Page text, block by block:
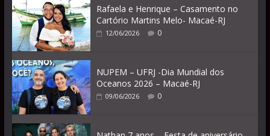
Rafaela e Henrique – Casamento no
Cartório Martins Melo- Macaé-RJ
12/06/2026 0
NUPEM – UFRJ -Dia Mundial dos
Oceanos 2026 – Macaé-RJ
09/06/2026 0